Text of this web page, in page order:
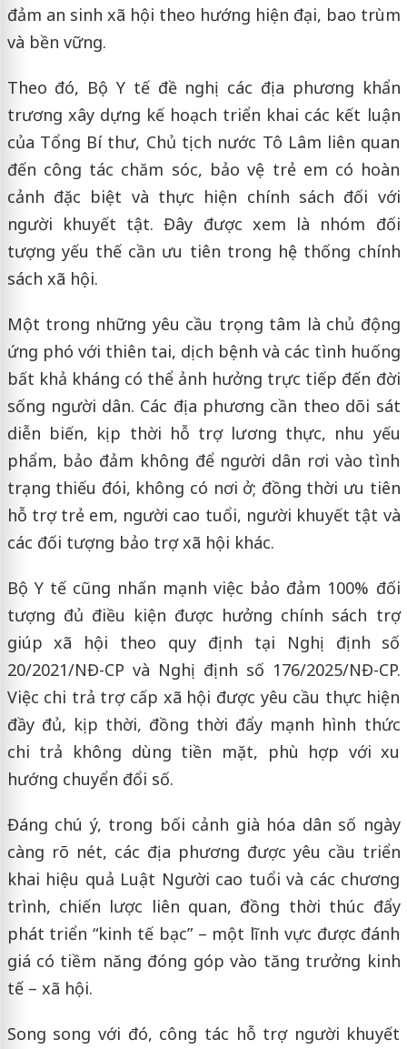
đảm an sinh xã hội theo hướng hiện đại, bao trùm
và bền vững.
Theo đó, Bộ Y tế đề nghị các địa phương khẩn
trương xây dựng kế hoạch triển khai các kết luận
của Tổng Bí thư, Chủ tịch nước Tô Lâm liên quan
đến công tác chăm sóc, bảo vệ trẻ em có hoàn
cảnh đặc biệt và thực hiện chính sách đối với
người khuyết tật. Đây được xem là nhóm đối
tượng yếu thế cần ưu tiên trong hệ thống chính
sách xã hội.
Một trong những yêu cầu trọng tâm là chủ động
ứng phó với thiên tai, dịch bệnh và các tình huống
bất khả kháng có thể ảnh hưởng trực tiếp đến đời
sống người dân. Các địa phương cần theo dõi sát
diễn biến, kịp thời hỗ trợ lương thực, nhu yếu
phẩm, bảo đảm không để người dân rơi vào tình
trạng thiếu đói, không có nơi ở; đồng thời ưu tiên
hỗ trợ trẻ em, người cao tuổi, người khuyết tật và
các đối tượng bảo trợ xã hội khác.
Bộ Y tế cũng nhấn mạnh việc bảo đảm 100% đối
tượng đủ điều kiện được hưởng chính sách trợ
giúp xã hội theo quy định tại Nghị định số
20/2021/NĐ-CP và Nghị định số 176/2025/NĐ-CP.
Việc chi trả trợ cấp xã hội được yêu cầu thực hiện
đầy đủ, kịp thời, đồng thời đẩy mạnh hình thức
chi trả không dùng tiền mặt, phù hợp với xu
hướng chuyển đổi số.
Đáng chú ý, trong bối cảnh già hóa dân số ngày
càng rõ nét, các địa phương được yêu cầu triển
khai hiệu quả Luật Người cao tuổi và các chương
trình, chiến lược liên quan, đồng thời thúc đẩy
phát triển “kinh tế bạc” – một lĩnh vực được đánh
giá có tiềm năng đóng góp vào tăng trưởng kinh
tế – xã hội.
Song song với đó, công tác hỗ trợ người khuyết